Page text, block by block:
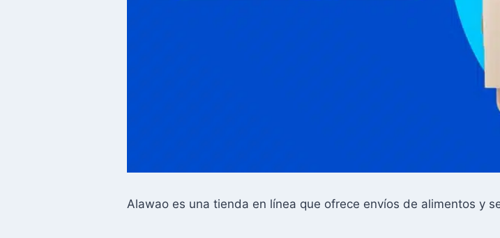
Alawao es una tienda en línea que ofrece envíos de alimentos y